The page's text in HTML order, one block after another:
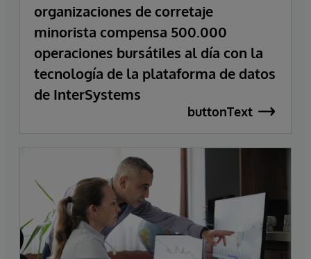
organizaciones de corretaje
minorista compensa 500.000
operaciones bursátiles al día con la
tecnología de la plataforma de datos
de InterSystems
buttonText